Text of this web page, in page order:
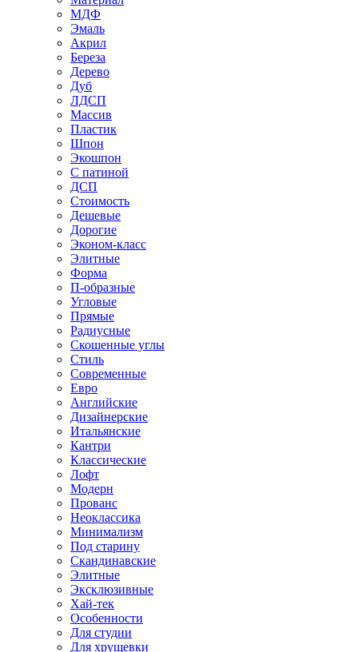
МДФ
Эмаль
Акрил
Береза
Дерево
Дуб
ЛДСП
Массив
Пластик
Шпон
Экошпон
С патиной
ДСП
Стоимость
Дешевые
Дорогие
Эконом-класс
Элитные
Форма
П-образные
Угловые
Прямые
Радиусные
Скошенные углы
Стиль
Современные
Евро
Английские
Дизайнерские
Итальянские
Кантри
Классические
Лофт
Модерн
Прованс
Неоклассика
Минимализм
Под старину
Скандинавские
Элитные
Эксклюзивные
Хай-тек
Особенности
Для студии
Для хрущевки